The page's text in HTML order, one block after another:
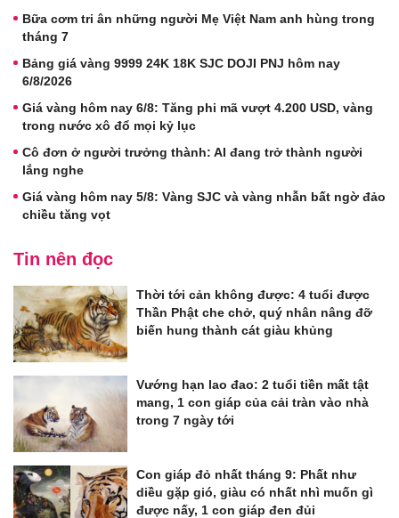
Bữa cơm tri ân những người Mẹ Việt Nam anh hùng trong
tháng 7
Bảng giá vàng 9999 24K 18K SJC DOJI PNJ hôm nay
6/8/2026
Giá vàng hôm nay 6/8: Tăng phi mã vượt 4.200 USD, vàng
trong nước xô đổ mọi kỷ lục
Cô đơn ở người trưởng thành: AI đang trở thành người
lắng nghe
Giá vàng hôm nay 5/8: Vàng SJC và vàng nhẫn bất ngờ đảo
chiều tăng vọt
Tin nên đọc
Thời tới cản không được: 4 tuổi được
Thần Phật che chở, quý nhân nâng đỡ
biến hung thành cát giàu khủng
Vướng hạn lao đao: 2 tuổi tiền mất tật
mang, 1 con giáp của cải tràn vào nhà
trong 7 ngày tới
Con giáp đỏ nhất tháng 9: Phất như
diều gặp gió, giàu có nhất nhì muốn gì
được nấy, 1 con giáp đen đủi